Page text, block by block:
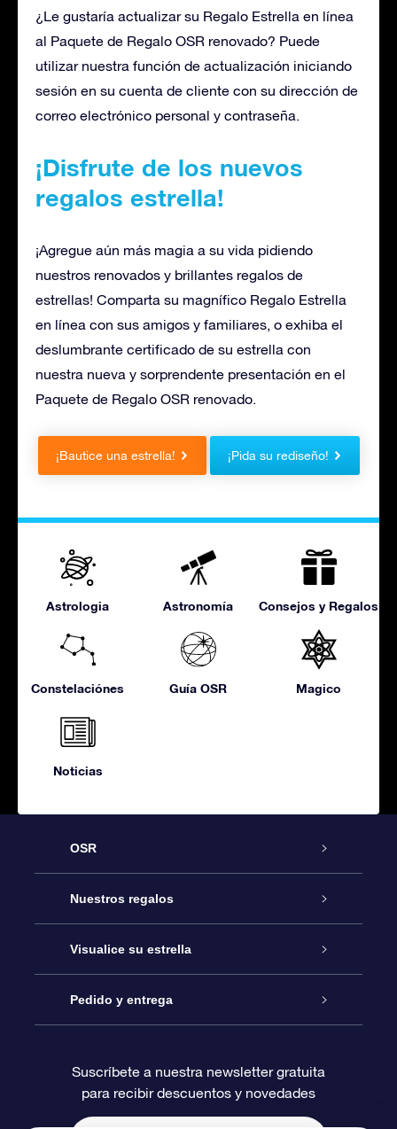
¿Le gustaría actualizar su Regalo Estrella en línea
al Paquete de Regalo OSR renovado? Puede
utilizar nuestra función de actualización iniciando
sesión en su cuenta de cliente con su dirección de
correo electrónico personal y contraseña.
¡Disfrute de los nuevos
regalos estrella!
¡Agregue aún más magia a su vida pidiendo
nuestros renovados y brillantes regalos de
estrellas! Comparta su magnífico Regalo Estrella
en línea con sus amigos y familiares, o exhiba el
deslumbrante certificado de su estrella con
nuestra nueva y sorprendente presentación en el
Paquete de Regalo OSR renovado.
¡Bautice una estrella! ¡Pida su rediseño!
Astrologia Astronomía Consejos y Regalos
Constelaciónes Guía OSR Magico
Noticias
OSR
Atención
Contáctanos
Blog
Reseñas
Nuestros regalos
Regalo Estrella Online
Paquete de Regalo OSR
Tarjeta de Regalo OSR
Visualice su estrella
Registro estelar
Página de Estrella Personalizada
Pedido y entrega
Información de Pago
Suscríbete a nuestra newsletter gratuita
para recibir descuentos y novedades